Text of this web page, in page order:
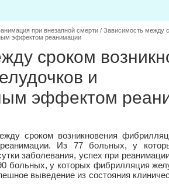
при внезапной смерти / Зависимость между
эффектом реанимации
сроком
и
эффектом
сроком возникновения
Из 77 больных, у
заболевания, успех при
больных, у которых фибрилляция
выведение из состояния